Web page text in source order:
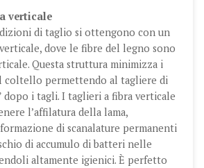
verticale
di taglio si ottengono con un
dove le fibre del legno sono
Questa struttura minimizza i
coltello permettendo al tagliere di
dopo i tagli. I taglieri a fibra verticale
l’affilatura della lama,
di scanalature permanenti
di accumulo di batteri nelle
altamente igienici. È perfetto